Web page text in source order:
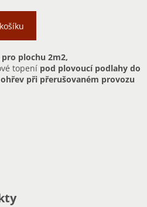
plochu 2m2,
topení pod plovoucí podlahy do
při přerušovaném provozu